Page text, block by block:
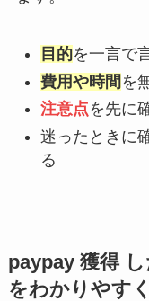
目的を一言で
費用や時間 を
注意点を先に
迷ったときに
る
paypay 獲得
をわかりやす